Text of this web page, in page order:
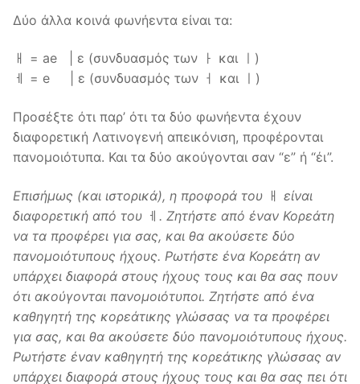
Δύο άλλα κοινά φωνήεντα είναι τα:
ㅐ = ae | ε (συνδυασμός των ㅏ και ㅣ)
ㅔ = e | ε (συνδυασμός των ㅓ και ㅣ)
Προσέξτε ότι παρ’ ότι τα δύο φωνήεντα έχουν
διαφορετική Λατινογενή απεικόνιση, προφέρονται
πανομοιότυπα. Και τα δύο ακούγονται σαν “ε” ή “έι”.
Επισήμως (και ιστορικά), η προφορά του ㅐ είναι
διαφορετική από του ㅔ . Ζητήστε από έναν Κορεάτη
να τα προφέρει για σας, και θα ακούσετε δύο
πανομοιότυπους ήχους. Ρωτήστε ένα Κορεάτη αν
υπάρχει διαφορά στους ήχους τους και θα σας πουν
ότι ακούγονται πανομοιότυποι. Ζητήστε από ένα
καθηγητή της κορεάτικης γλώσσας να τα προφέρει
για σας, και θα ακούσετε δύο πανομοιότυπους ήχους.
Ρωτήστε έναν καθηγητή της κορεάτικης γλώσσας αν
υπάρχει διαφορά στους ήχους τους και θα σας πει ότι